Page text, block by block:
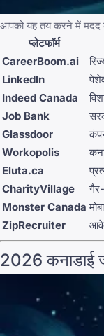
आपको यह तय करने में मदद
प्लेटफॉर्म
CareerBoom.ai
LinkedIn
Indeed Canada
Job Bank
Glassdoor
Workopolis
Eluta.ca
CharityVillage
गैर-
Monster Canada
ZipRecruiter
2026 कनाडाई